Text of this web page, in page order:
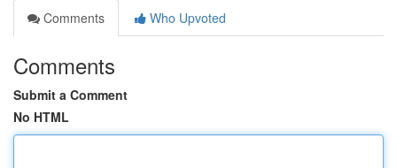
Comments
Who Upvoted
Comments
Submit a Comment
No HTML